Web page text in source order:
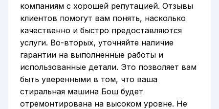
компаниям с хорошей репутацией. Отзывы
клиентов помогут вам понять, насколько
качественно и быстро предоставляются
услуги. Во-вторых, уточняйте наличие
гарантии на выполненные работы и
использованные детали. Это позволяет вам
быть уверенными в том, что ваша
стиральная машина Бош будет
отремонтирована на высоком уровне. Не